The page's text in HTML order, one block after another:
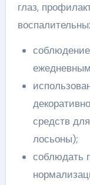
глаз,
средств
лосьоны);
соблюдать